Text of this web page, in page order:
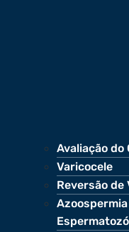
Avaliação
Varicocele
Reversão de